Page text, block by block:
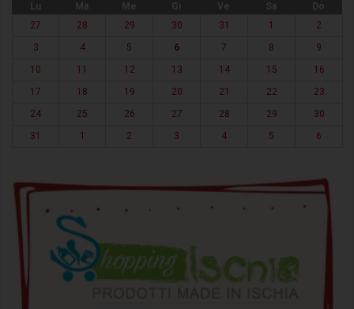
Lu Ma Me Gi Ve Sa
Do
27
28 29 30 31 1
2
3
4 5 6 7 8
9
10
11 12 13 14 15
16
17
18 19 20 21 22
23
24
25 26 27 28 29
30
31
1 2 3 4 5 6